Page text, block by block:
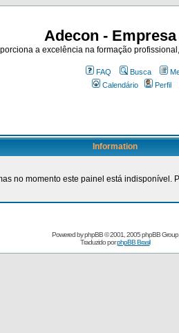
Adecon -
a excelência na formação
FAQ Busca
Calendário
Perfil
Information
no momento este painel está indisponível.
Powered byphpBB© 2001, 2005 phpBB Group
Traduzido porphpBB Brasil